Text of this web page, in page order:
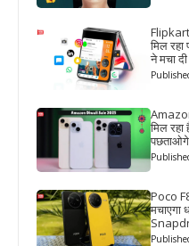
मिल
ने मचा
मिल
Poco
मचाएगा